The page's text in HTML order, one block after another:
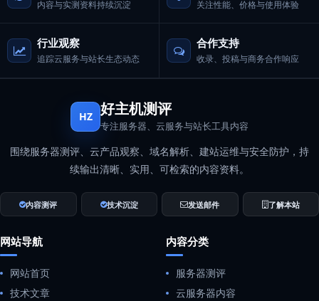
内容与实测资料持续沉淀 关注性能、价格与使用体验
行业观察
追踪云服务与站长生态动态
合作支持
收录、投稿与商务合作响应
HZ 好主机测评
专注服务器、云服务与站长工具内容
围绕服务器测评、云产品观察、域名解析、建站运维与安全防护，持
续输出清晰、实用、可检索的内容资料。
内容测评 技术沉淀 发送邮件 了解本站
网站导航
网站首页
技术文章
内容分类
服务器测评
云服务器内容